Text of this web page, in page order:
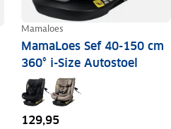
Mamaloes
MamaLoes Sef 40-150 cm
360° i-Size Autostoel
129,95